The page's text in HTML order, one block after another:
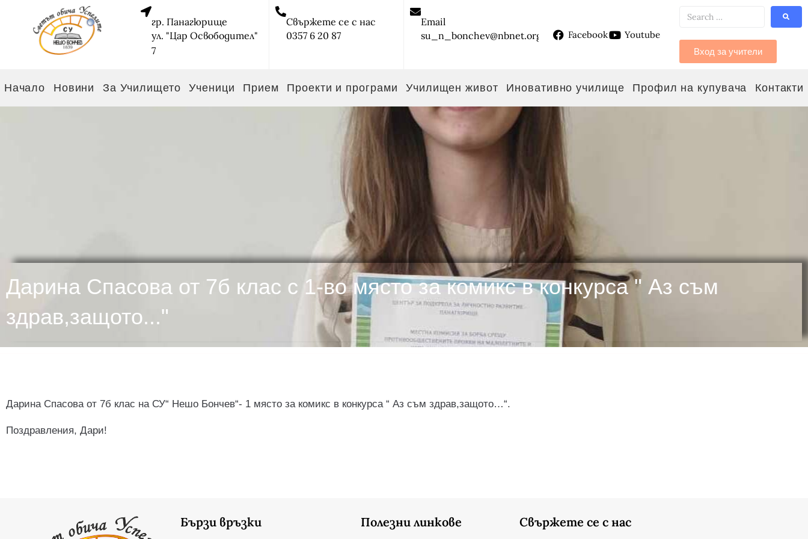
гр. Панагюрище
ул. "Цар Освободител"
7
Свържете се с нас
0357 6 20 87
Email
su_n_bonchev@nbnet.org
Facebook Youtube
Вход за учители
Начало Новини За Училището Ученици Прием Проекти и програми Училищен живот Иновативно училище Профил на купувача Контакти
Дарина Спасова от 7б клас с 1-во място за комикс в конкурса " Аз съм
здрав,защото..."
Дарина Спасова от 7б клас на СУ“ Нешо Бончев“- 1 място за комикс в конкурса “ Аз съм здрав,защото…“.
Поздравления, Дари!
Бързи връзки Полезни линкове Свържете се с нас